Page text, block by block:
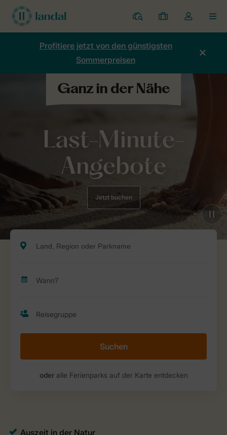
Ferienparks
Meine
Buchungen
Dropdown-
Menü
Kontos
Profitiere jetzt von den günstigsten
Sommerpreisen
Last-Minute-
Angebote
Jetzt buchen
Suchen
oderalle Ferienparks auf der Karte entdecken